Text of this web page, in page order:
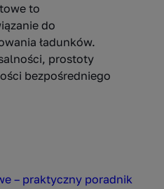
to
do
ładunków.
prostoty
bezpośredniego